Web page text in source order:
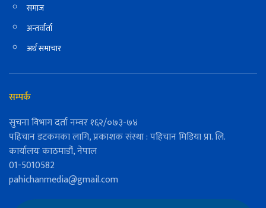
समाज
अन्तर्वार्ता
अर्थ समाचार
सम्पर्क
सुचना विभाग दर्ता नम्वर १६२/०७३-७४
पहिचान डटकमका लागि, प्रकाशक संस्था : पहिचान मिडिया प्रा. लि.
कार्यालयः काठमाडौं, नेपाल
01-5010582
pahichanmedia@gmail.com